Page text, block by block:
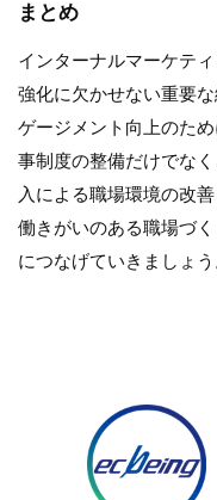
まとめ
インターナルマーケテ
強化に欠かせない重要
ゲージメント向上のた
事制度の整備だけでな
入による職場環境の改
働きがいのある職場づ
につなげていきましょう